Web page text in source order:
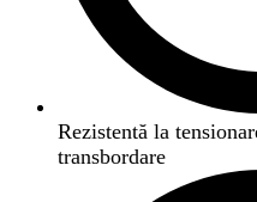
Rezistentă la
transbordare